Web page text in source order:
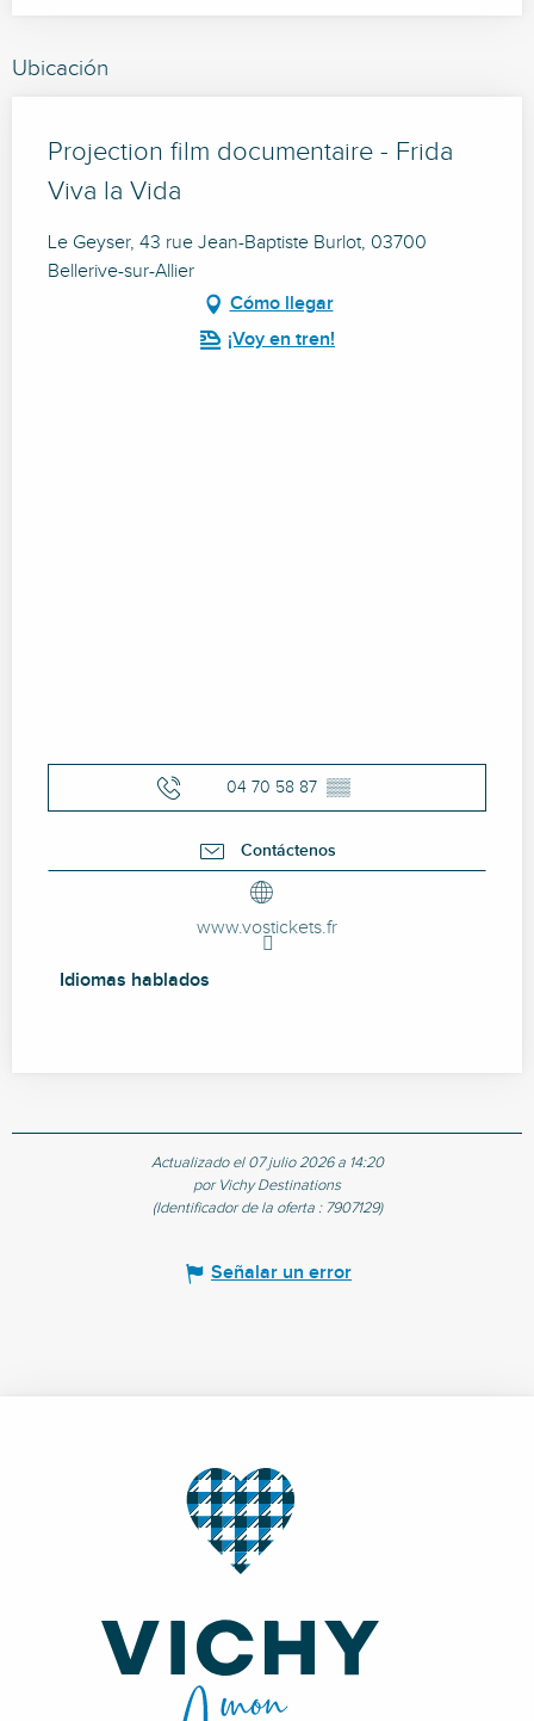
Ubicación
Projection film documentaire - Frida
Viva la Vida
Le Geyser, 43 rue Jean-Baptiste Burlot, 03700
Bellerive-sur-Allier
Cómo llegar
¡Voy en tren!
04 70 58 87 ▒▒
Contáctenos
www.vostickets.fr
Idiomas hablados
Idiomas hablados
Actualizado el 07 julio 2026 a 14:20
por Vichy Destinations
(Identificador de la oferta : 7907129)
Señalar un error